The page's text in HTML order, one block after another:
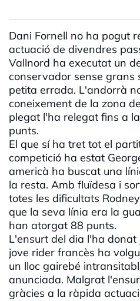
Dani Fornell no ha pogut
actuació de divendres
Vallnord ha executat un
conservador sense grans
petita errada. L'andorrà
coneixement de la zona
plegat l'ha relegat fins a
punts.
El que sí ha tret tot el
competició ha estat
americà ha buscat una
la resta. Amb fluïdesa i
totes les dificultats
que la seva línia era la
han atorgat 88 punts.
L'ensurt del dia l'ha donat
jove rider francès ha
un lloc gairebé
anunciada. Malgrat
gràcies a la ràpida